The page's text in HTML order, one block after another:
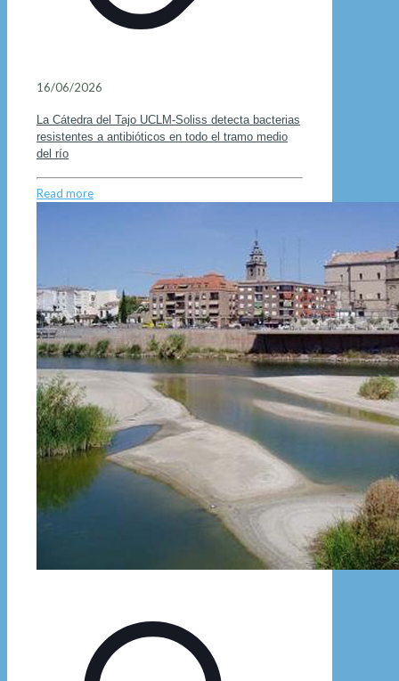
16/06/2026
La Cátedra del Tajo UCLM-Soliss detecta bacterias
resistentes a antibióticos en todo el tramo medio
del río
Read more